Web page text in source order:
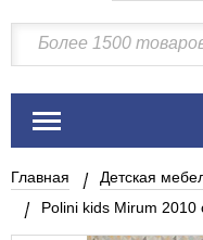
Главная Детская
Polini kids Mirum